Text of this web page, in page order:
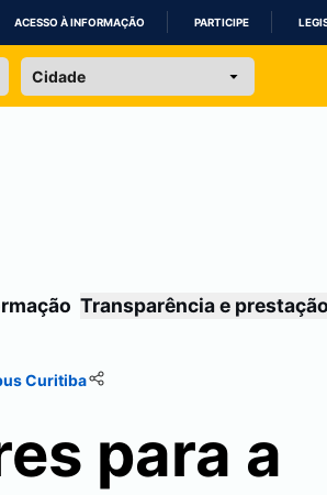
ACESSO À INFORMAÇÃO PARTICIPE
Transparência e
Curitiba
para a